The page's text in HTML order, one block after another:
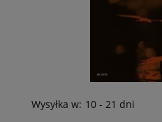
Wysyłka w: 10 - 21 dni